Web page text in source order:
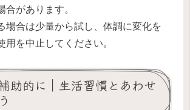
合があります。
場合は少量から試し、体調に変化を
用を中止してください。
助的に｜生活習慣とあわせ